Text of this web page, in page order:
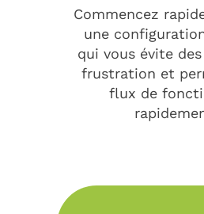
Commencez
une
qui vous évite
frustration et
flux de